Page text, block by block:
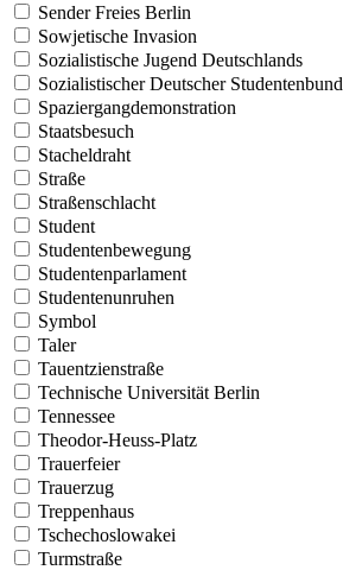
Sender Freies Berlin
Sowjetische Invasion
Sozialistische Jugend Deutschlands
Sozialistischer Deutscher Studentenbund
Spaziergangdemonstration
Staatsbesuch
Stacheldraht
Straße
Straßenschlacht
Student
Studentenbewegung
Studentenparlament
Studentenunruhen
Symbol
Taler
Tauentzienstraße
Technische Universität Berlin
Tennessee
Theodor-Heuss-Platz
Trauerfeier
Trauerzug
Treppenhaus
Tschechoslowakei
Turmstraße